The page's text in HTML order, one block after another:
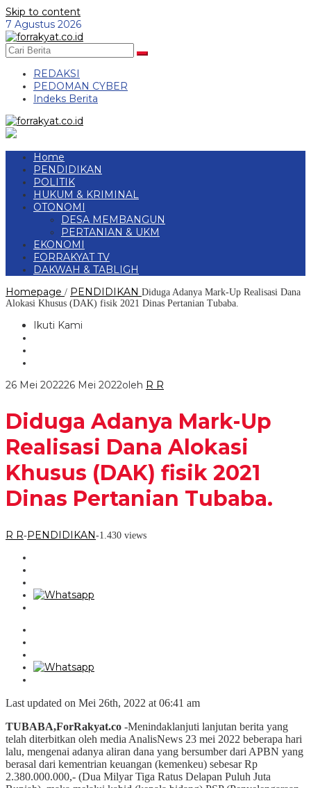
Skip to content
7 Agustus 2026
REDAKSI
PEDOMAN CYBER
Indeks Berita
Home
PENDIDIKAN
POLITIK
HUKUM & KRIMINAL
OTONOMI
DESA MEMBANGUN
PERTANIAN & UKM
EKONOMI
FORRAKYAT TV
DAKWAH & TABLIGH
Homepage / PENDIDIKAN Diduga Adanya Mark-Up Realisasi Dana
Alokasi Khusus (DAK) fisik 2021 Dinas Pertanian Tubaba.
Ikuti Kami
26 Mei 202226 Mei 2022oleh R R
Diduga Adanya Mark-Up
Realisasi Dana Alokasi
Khusus (DAK) fisik 2021
Dinas Pertanian Tubaba.
R R-PENDIDIKAN-1.430 views
Last updated on Mei 26th, 2022 at 06:41 am
TUBABA,ForRakyat.co -Menindaklanjuti lanjutan berita yang
telah diterbitkan oleh media AnalisNews 23 mei 2022 beberapa hari
lalu, mengenai adanya aliran dana yang bersumber dari APBN yang
berasal dari kementrian keuangan (kemenkeu) sebesar Rp
2.380.000.000,- (Dua Milyar Tiga Ratus Delapan Puluh Juta